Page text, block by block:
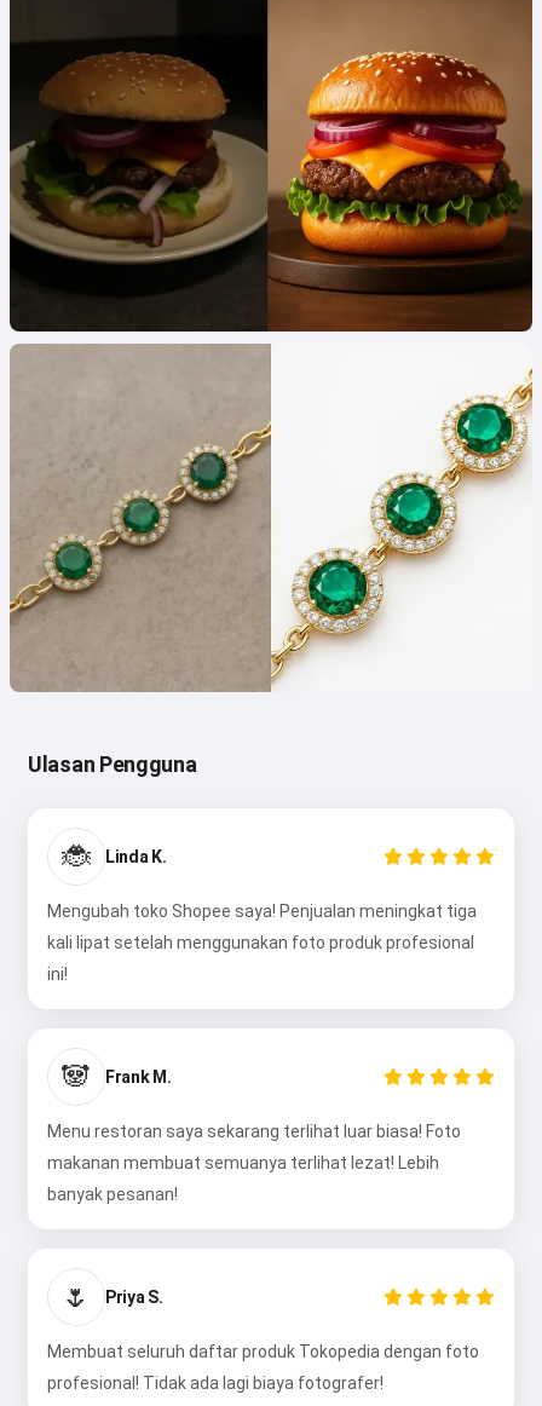
Ulasan Pengguna
🐞 Linda K.
Mengubah toko Shopee saya! Penjualan meningkat tiga
kali lipat setelah menggunakan foto produk profesional
ini!
🐼 Frank M.
Menu restoran saya sekarang terlihat luar biasa! Foto
makanan membuat semuanya terlihat lezat! Lebih
banyak pesanan!
🌷 Priya S.
Membuat seluruh daftar produk Tokopedia dengan foto
profesional! Tidak ada lagi biaya fotografer!